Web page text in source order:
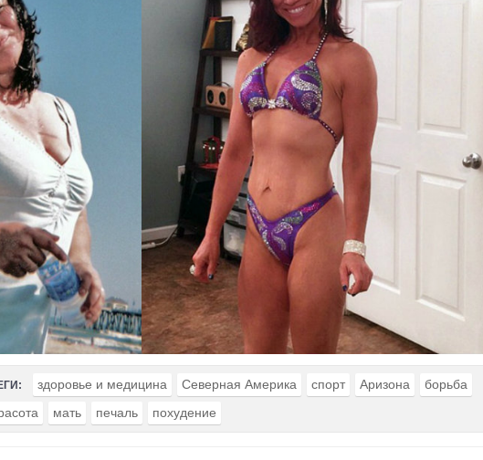
здоровье и медицина Северная Америка спорт Аризона
борьба
мать печаль похудение